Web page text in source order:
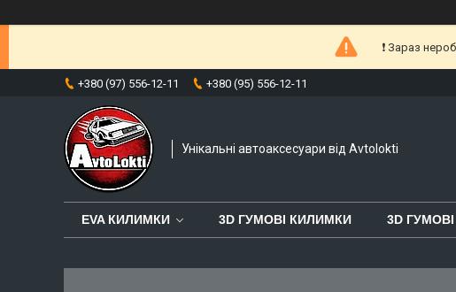
❗️ Зараз
+380 (97) 556-12-11 +380 (95) 556-12-11
Унікальні автоаксесуари від Avtolokti
EVA КИЛИМКИ 3D ГУМОВІ КИЛИМКИ 3D